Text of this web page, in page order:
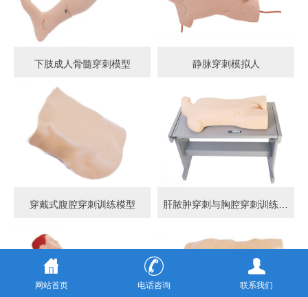
下肢成人骨髓穿刺模型 静脉穿刺模拟人
穿戴式腹腔穿刺训练模型
网站首页 电话咨询 联系我们